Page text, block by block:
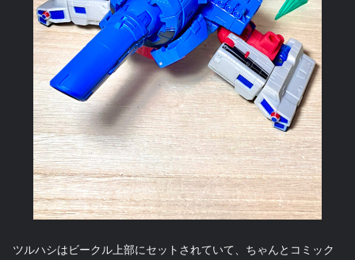
ツルハシはビークル上部にセットされていて、ちゃんとコミック